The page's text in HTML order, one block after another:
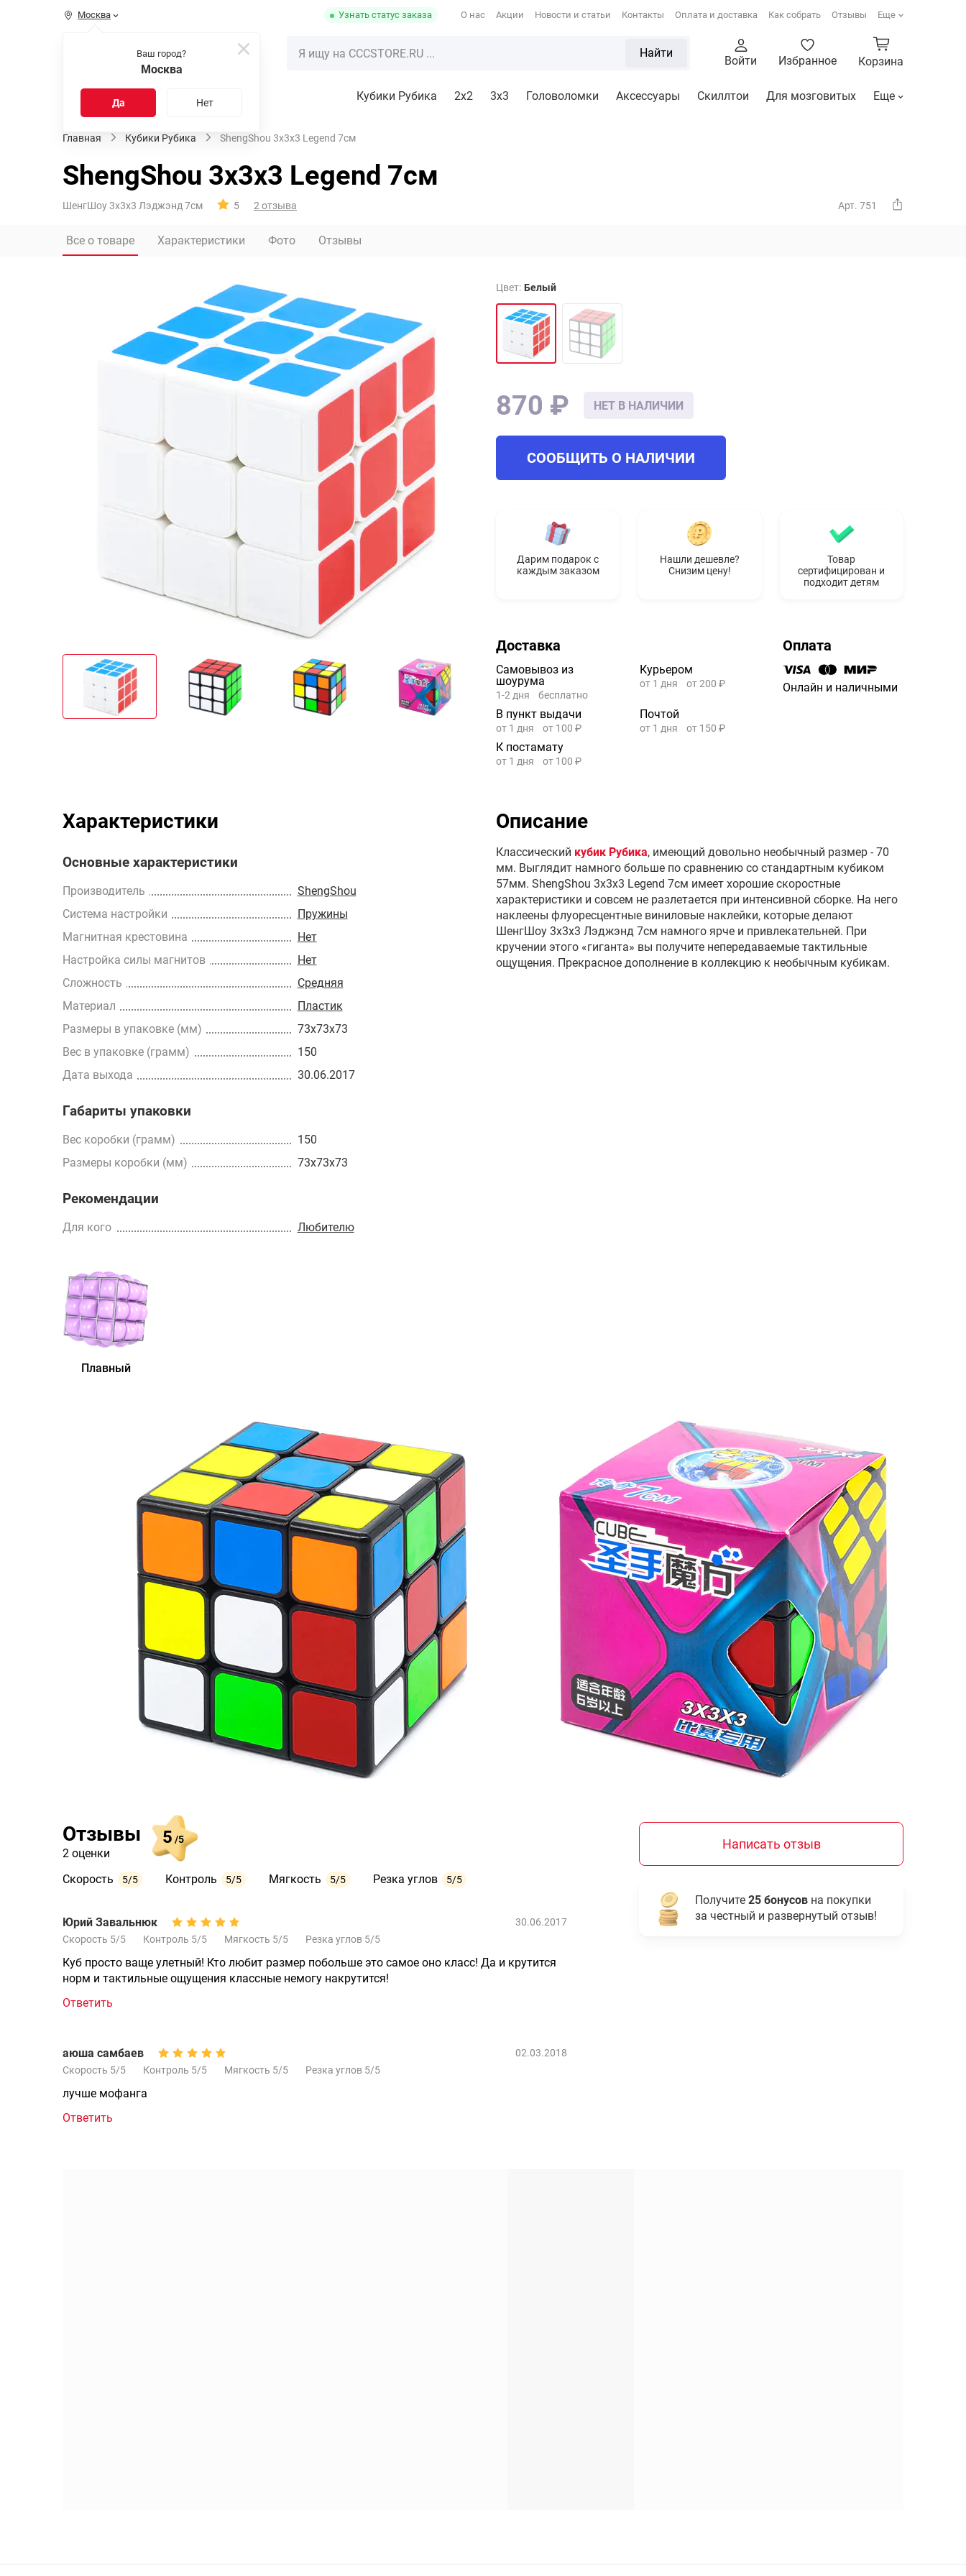
Москва
Ваш город?
Москва
Да Нет
Узнать статус заказа О нас Акции Новости и статьи Контакты Оплата и доставка Как собрать Отзывы Еще
КАТАЛОГ Найти
Войти Избранное Корзина
Распродажа Кубики Рубика 2x2 3х3 Головоломки Аксессуары Скиллтои Для мозговитых Еще
Главная Кубики Рубика ShengShou 3x3x3 Legend 7см
ShengShou 3x3x3 Legend 7см
ШенгШоу 3х3х3 Лэджэнд 7см 5 2 отзыва Арт. 751
Все о товаре Характеристики Фото Отзывы
Цвет: Белый
НЕТ В НАЛИЧИИ
870 ₽
СООБЩИТЬ О НАЛИЧИИ
Дарим подарок с
каждым заказом
Нашли дешевле?
Снизим цену!
Товар
сертифицирован и
подходит детям
Доставка
Самовывоз из
шоурума
1-2 дня бесплатно
Курьером
от 1 дня от 200 ₽
В пункт выдачи
от 1 дня от 100 ₽
Почтой
от 1 дня от 150 ₽
К постамату
от 1 дня от 100 ₽
Оплата
Онлайн и наличными
Характеристики
Основные характеристики
Производитель
ShengShou
Cистема настройки
Пружины
Магнитная крестовина
Нет
Настройка силы магнитов
Нет
Сложность
Средняя
Материал
Пластик
Размеры в упаковке (мм)
73x73x73
Вес в упаковке (грамм)
150
Дата выхода
30.06.2017
Габариты упаковки
Вес коробки (грамм)
150
Размеры коробки (мм)
73x73x73
Рекомендации
Для кого Любителю
Плавный
Описание
Классический кубик Рубика, имеющий довольно необычный размер - 70
мм. Выглядит намного больше по сравнению со стандартным кубиком
57мм. ShengShou 3x3x3 Legend 7см имеет хорошие скоростные
характеристики и совсем не разлетается при интенсивной сборке. На него
наклеены флуоресцентные виниловые наклейки, которые делают
ШенгШоу 3х3х3 Лэджэнд 7см намного ярче и привлекательней. При
кручении этого «гиганта» вы получите непередаваемые тактильные
ощущения. Прекрасное дополнение в коллекцию к необычным кубикам.
Отзывы
2 оценки
5 /5
Скорость 5/5 Контроль 5/5 Мягкость 5/5 Резка углов 5/5
Юрий Завальнюк
30.06.2017
Скорость 5/5
Контроль 5/5 Мягкость 5/5 Резка углов 5/5
Куб просто ваще улетный! Кто любит размер побольше это самое оно класс! Да и крутится
норм и тактильные ощущения классные немогу накрутится!
Ответить
аюша самбаев
02.03.2018
Скорость 5/5
Контроль 5/5 Мягкость 5/5 Резка углов 5/5
лучше мофанга
Ответить
Написать отзыв
Получите 25 бонусов на покупки
за честный и развернутый отзыв!